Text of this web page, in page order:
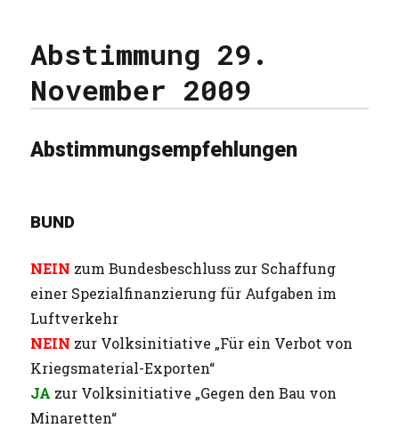
Abstimmung 29.
November 2009
Abstimmungsempfehlungen
BUND
NEIN zum Bundesbeschluss zur Schaffung
einer Spezialfinanzierung für Aufgaben im
Luftverkehr
NEIN zur Volksinitiative „Für ein Verbot von
Kriegsmaterial-Exporten“
JA zur Volksinitiative „Gegen den Bau von
Minaretten“